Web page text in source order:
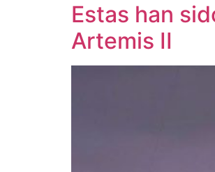
Estas han
Artemis II